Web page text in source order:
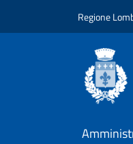
Regione